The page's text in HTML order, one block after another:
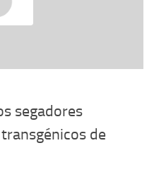
segadores
de